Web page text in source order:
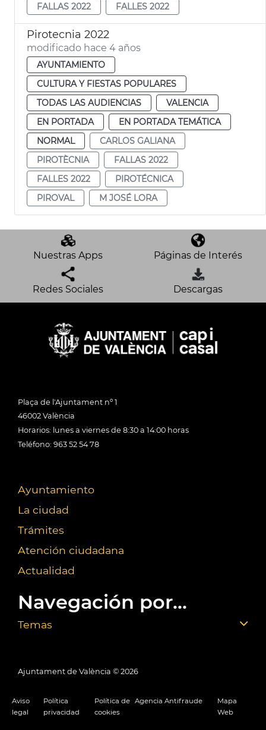
FALLAS 2022
FALLES 2022
Pirotecnia 2022
modificado hace 4 años
AYUNTAMIENTO
CULTURA Y FIESTAS POPULARES
TODAS LAS AUDIENCIAS
VALENCIA
EN PORTADA
EN PORTADA TEMÁTICA
NORMAL
CARLOS GALIANA
PIROTÈCNIA
FALLAS 2022
FALLES 2022
PIROTÉCNICA
PIROVAL
M JOSÉ LORA
Nuestras Apps Páginas de Interés
Redes Sociales Descargas
Plaça de l'Ajuntament nº 1
46002 València
Horarios: lunes a viernes de 8:30 a 14:00 horas
Teléfono: 963 52 54 78
Ayuntamiento
La ciudad
Trámites
Atención ciudadana
Actualidad
Navegación por...
Temas
Ajuntament de València © 2026
Aviso
legal
Política
privacidad
Política de
cookies
Agencia Antifraude
Mapa
Web